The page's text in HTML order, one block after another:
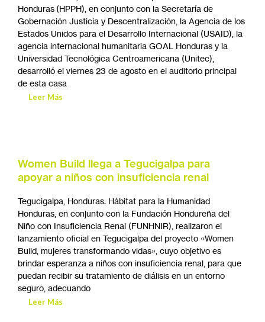
Honduras (HPPH), en conjunto con la Secretaría de
Gobernación Justicia y Descentralización, la Agencia de los
Estados Unidos para el Desarrollo Internacional (USAID), la
agencia internacional humanitaria GOAL Honduras y la
Universidad Tecnológica Centroamericana (Unitec),
desarrolló el viernes 23 de agosto en el auditorio principal
de esta casa
Leer Más
Women Build llega a Tegucigalpa para
apoyar a niños con insuficiencia renal
Tegucigalpa, Honduras. Hábitat para la Humanidad
Honduras, en conjunto con la Fundación Hondureña del